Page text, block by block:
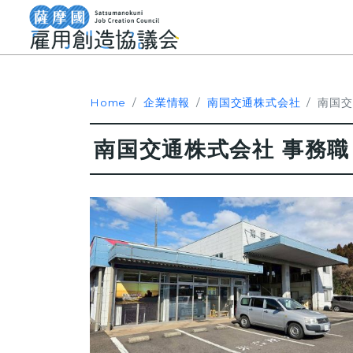
Home 企業情報 南国交通株式会社 南国
南国交通株式会社 事務職